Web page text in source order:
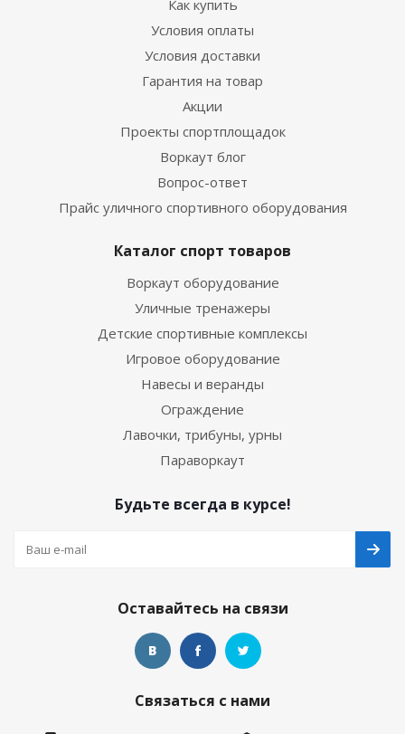
Как купить
Условия оплаты
Условия доставки
Гарантия на товар
Акции
Проекты спортплощадок
Воркаут блог
Вопрос-ответ
Прайс уличного спортивного оборудования
Каталог спорт товаров
Воркаут оборудование
Уличные тренажеры
Детские спортивные комплексы
Игровое оборудование
Навесы и веранды
Ограждение
Лавочки, трибуны, урны
Параворкаут
Будьте всегда в курсе!
Оставайтесь на связи
Связаться с нами